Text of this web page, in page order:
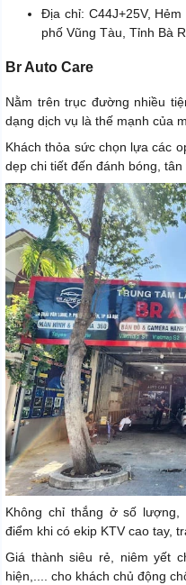
Địa chỉ: C44J+25V,
phố Vũng Tàu, Tỉnh Bà
Br Auto Care
Nằm trên trục đường nhiều
dạng dịch vụ là thế mạnh của
Khách thỏa sức chọn lựa các
dẹp chi tiết đến đánh bóng, tân
Không chỉ thắng ở số
điểm khi có ekip KTV cao tay,
Giá thành siêu rẻ, niêm yết
hiện,.... cho khách chủ động